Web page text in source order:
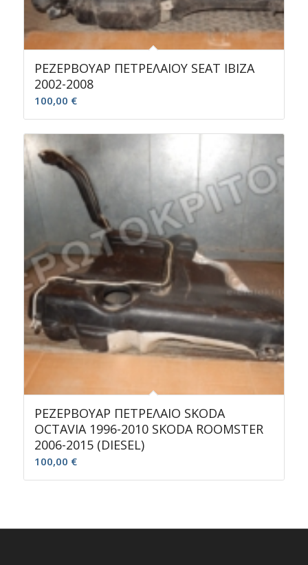
ΡΕΖΕΡΒΟΥΑΡ ΠΕΤΡΕΛΑΙΟΥ SEAT IBIZA
2002-2008
100,00 €
ΡΕΖΕΡΒΟΥΑΡ ΠΕΤΡΕΛΑΙΟ SKODA
OCTAVIA 1996-2010 SKODA ROOMSTER
2006-2015 (DIESEL)
100,00 €